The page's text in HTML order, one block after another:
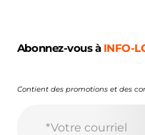
Abonnez-vous à INFO-
Contient des promotions et des